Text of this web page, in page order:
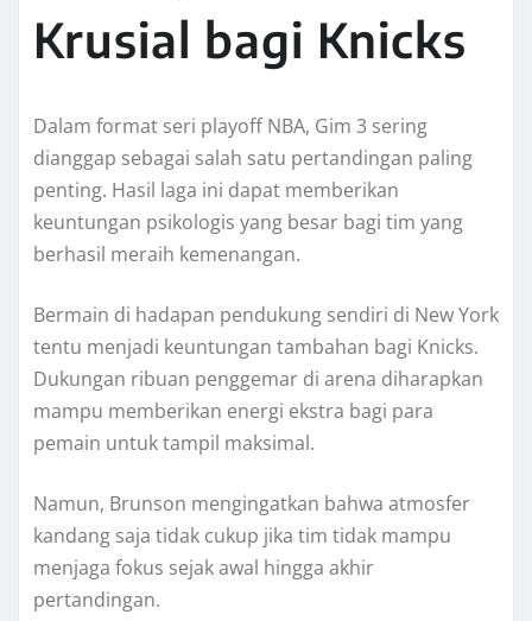
Krusial bagi Knicks
Dalam format seri playoff NBA, Gim 3 sering
dianggap sebagai salah satu pertandingan paling
penting. Hasil laga ini dapat memberikan
keuntungan psikologis yang besar bagi tim yang
berhasil meraih kemenangan.
Bermain di hadapan pendukung sendiri di New York
tentu menjadi keuntungan tambahan bagi Knicks.
Dukungan ribuan penggemar di arena diharapkan
mampu memberikan energi ekstra bagi para
pemain untuk tampil maksimal.
Namun, Brunson mengingatkan bahwa atmosfer
kandang saja tidak cukup jika tim tidak mampu
menjaga fokus sejak awal hingga akhir
pertandingan.